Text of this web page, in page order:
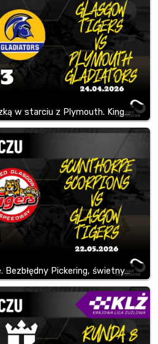
w starciu z Plymouth. King…
Bezbłędny Pickering, świetny…